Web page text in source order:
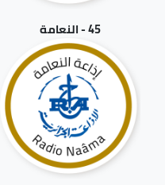
45 - النعامة